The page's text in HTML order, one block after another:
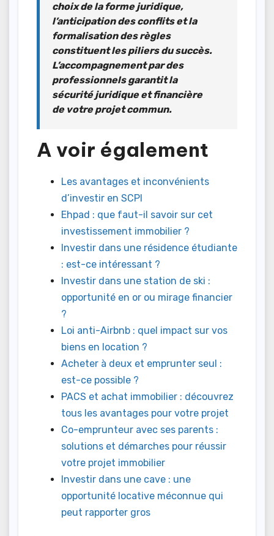
choix de la forme juridique,
l’anticipation des conflits et la
formalisation des règles
constituent les piliers du succès.
L’accompagnement par des
professionnels garantit la
sécurité juridique et financière
de votre projet commun.
A voir également
Les avantages et inconvénients
d’investir en SCPI
Ehpad : que faut-il savoir sur cet
investissement immobilier ?
Investir dans une résidence étudiante
: est-ce intéressant ?
Investir dans une station de ski :
opportunité en or ou mirage financier
?
Loi anti-Airbnb : quel impact sur vos
biens en location ?
Acheter à deux et emprunter seul :
est-ce possible ?
PACS et achat immobilier : découvrez
tous les avantages pour votre projet
Co-emprunteur avec ses parents :
solutions et démarches pour réussir
votre projet immobilier
Investir dans une cave : une
opportunité locative méconnue qui
peut rapporter gros